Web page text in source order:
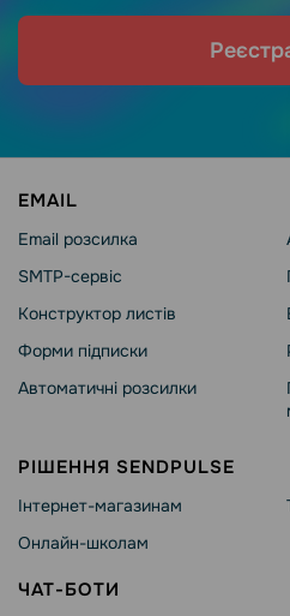
EMAIL
Email розсилка
SMTP-сервіс
Конструктор листів
Форми підписки
Автоматичні розсилки
РІШЕННЯ SENDPULSE
Інтернет-магазинам
Онлайн-школам
ЧАТ-БОТИ